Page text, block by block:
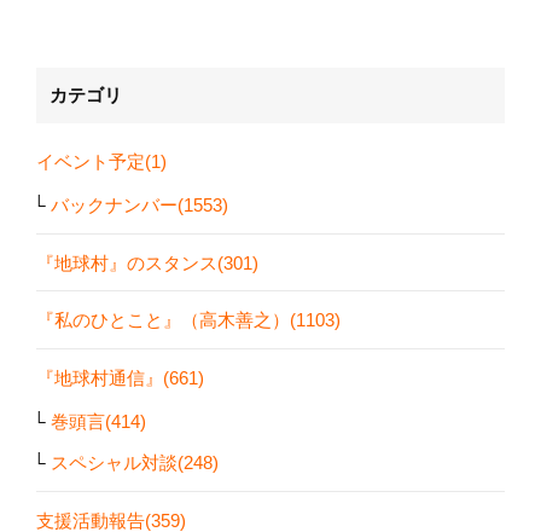
カテゴリ
イベント予定(1)
バックナンバー(1553)
『地球村』のスタンス(301)
『私のひとこと』（高木善之）(1103)
『地球村通信』(661)
巻頭言(414)
スペシャル対談(248)
支援活動報告(359)